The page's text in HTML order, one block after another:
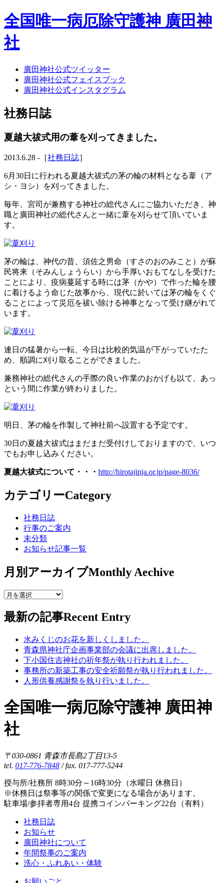
全国唯一病厄除守護神 廣田神
社
ホーム
社務日誌
お知らせ
年間祭事のご案内
お願いごと
神前結婚式
ご相談
八甲田山神社
海葬
水子葬
奉祝記念事業
廣田神社公式ツイッター
廣田神社公式フェイスブック
廣田神社公式インスタグラム
社務日誌
夏越大祓式用の葦を刈ってきました。
2013.6.28 -［社務日誌］
6月30日に行われる夏越大祓式の茅の輪の材料となる葦（ア
シ・ヨシ）を刈ってきました。
毎年、宮司が兼務する神社の総代さんにご協力いただき、神
職と廣田神社の総代さんと一緒に葦を刈らせて頂いていま
す。
茅の輪は、神代の昔、須佐之男命（すさのおのみこと）が蘇
民将来（そみんしょうらい）から手厚いおもてなしを受けた
ことにより、疫病蔓延する時には茅（かや）で作った輪を腰
に着けるよう命じた故事から、現代に於いては茅の輪をくぐ
ることによって災厄を祓い除ける神事となって受け継がれて
います。
連日の猛暑から一転、今日は比較的気温が下がっていたた
め、順調に刈り取ることができました。
兼務神社の総代さんの手際の良い作業のおかげも以て、あっ
という間に作業が終わりました。
明日、茅の輪を作製して神社前へ設置する予定です。
30日の夏越大祓式はまだまだ受付けしておりますので、いつ
でもお申し込みください。
夏越大祓式について・・・ http://hirotajinja.or.jp/page-8036/
カテゴリーCategory
社務日誌
行事のご案内
未分類
お知らせ記事一覧
月別アーカイブMonthly Aechive
最新の記事Recent Entry
水みくじのお花を新しくしました。
青森県神社庁企画事業部の会議に出席しました。
下小国住吉神社の祈年祭が執り行われました。
事務所の新築工事の安全祈願祭が執り行われました。
人形供養感謝祭を執り行いました。
全国唯一病厄除守護神 廣田神
社
〒030-0861 青森市長島2丁目13-5
tel. 017-776-7848 / fax. 017-777-5244
授与所/社務所 8時30分～16時30分（水曜日 休務日）
※休務日は祭事等の関係で変更になる場合があります。
駐車場/参拝者専用4台 提携コインパーキング22台（有料）
社務日誌
お知らせ
廣田神社について
年間祭事のご案内
洗心・ふれあい・体験
お願いごと